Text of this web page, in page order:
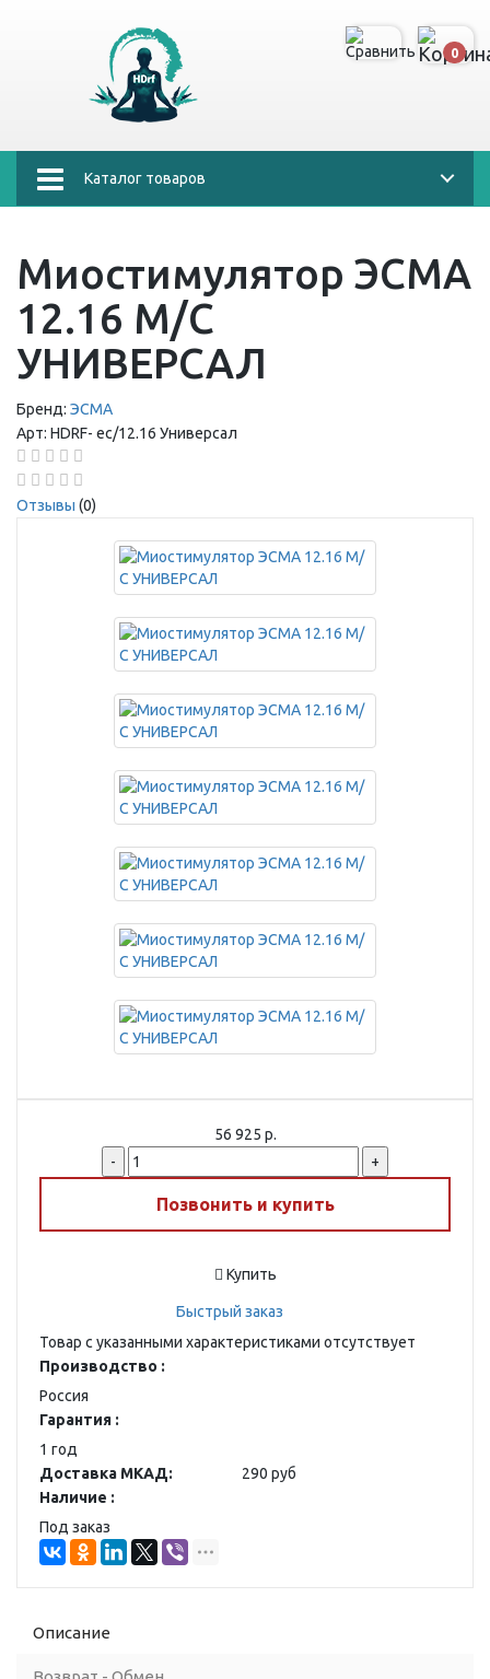
0
Каталог товаров
Миостимулятор ЭСМА
12.16 М/С
УНИВЕРСАЛ
Бренд: ЭСМА
Арт: HDRF- ес/12.16 Универсал
Отзывы (0)
56 925 р.
-
+
Позвонить и купить
Купить
Быстрый заказ
Товар с указанными характеристиками отсутствует
Производство :
Россия
Гарантия :
1 год
Доставка МКАД:
290 руб
Наличие :
Под заказ
Описание